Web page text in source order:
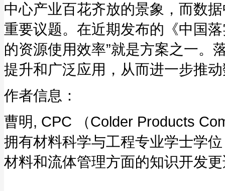
中心产业百花齐放的景象，而数
重要议题。在近期发布的《中国
的资源使用效率”就是方案之一。
提升和广泛应用，从而进一步推
作者信息：
曹明, CPC （Colder Products
拥有材料科学与工程专业学士学
材料和流体管理方面的知识开发